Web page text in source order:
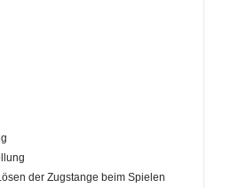
der Zugstange beim Spielen